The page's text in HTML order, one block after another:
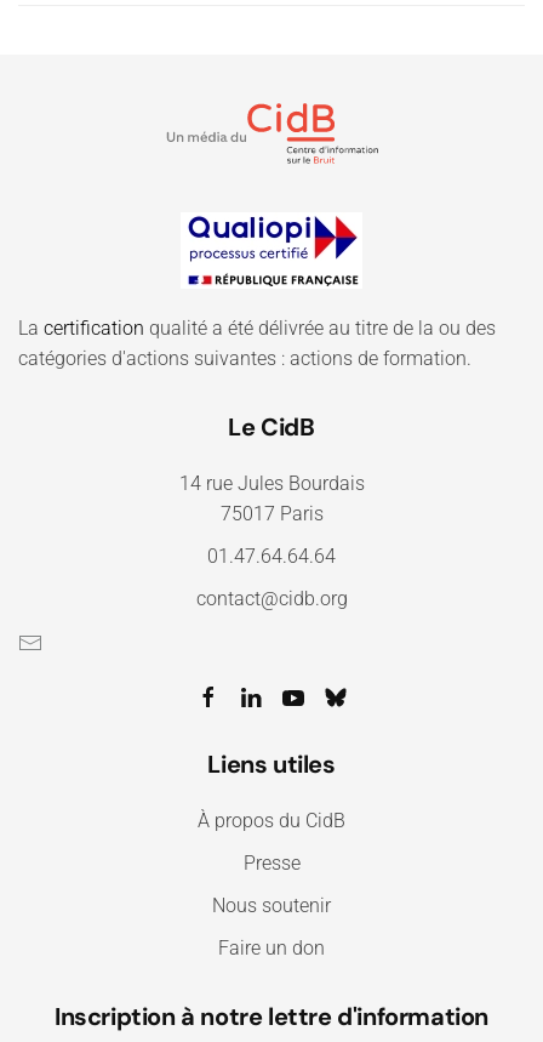
La certification qualité a été délivrée au titre de la ou des
catégories d'actions suivantes : actions de formation.
Le CidB
14 rue Jules Bourdais
75017 Paris
01.47.64.64.64
contact@cidb.org
Liens utiles
À propos du CidB
Presse
Nous soutenir
Faire un don
Inscription à notre lettre d'information